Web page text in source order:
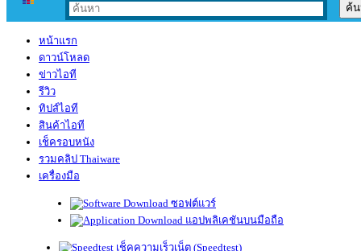
หน้าแรก
ดาวน์โหลด
ข่าวไอที
รีวิว
ทิปส์ไอที
สินค้าไอที
เช็ครอบหนัง
รวมคลิป Thaiware
เครื่องมือ
ซอฟต์แวร์
แอปพลิเคชันบนมือถือ
เช็คความเร็วเน็ต (Speedtest)